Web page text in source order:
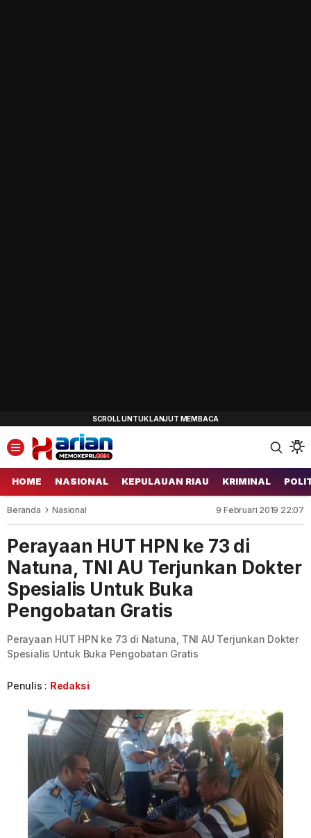
HOME NASIONAL KEPULAUAN RIAU KRIMINAL
Beranda Nasional 9 Februari 2019 22:07
Perayaan HUT HPN ke 73 di
Natuna, TNI AU Terjunkan Dokter
Spesialis Untuk Buka
Pengobatan Gratis
Perayaan HUT HPN ke 73 di Natuna, TNI AU Terjunkan Dokter
Spesialis Untuk Buka Pengobatan Gratis
Penulis : Redaksi